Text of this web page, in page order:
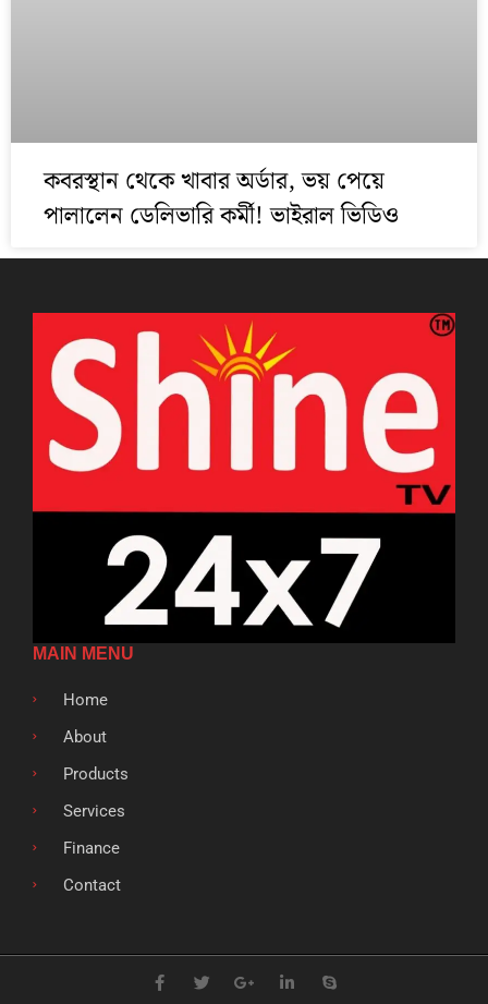
কবরস্থান থেকে খাবার অর্ডার, ভয় পেয়ে
পালালেন ডেলিভারি কর্মী! ভাইরাল ভিডিও
MAIN MENU
Home
About
Products
Services
Finance
Contact
F
a
c
T
w
i
G
o
o
L
i
n
S
k
y